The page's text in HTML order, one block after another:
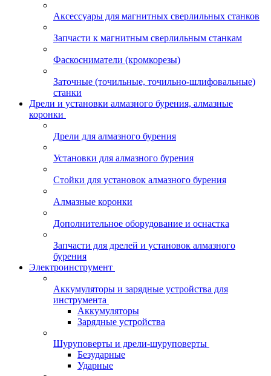
Аксессуары для магнитных сверлильных станков
Запчасти к магнитным сверлильным станкам
Фаскосниматели (кромкорезы)
Заточные (точильные, точильно-шлифовальные)
станки
Дрели и установки алмазного бурения, алмазные
коронки
Дрели для алмазного бурения
Установки для алмазного бурения
Стойки для установок алмазного бурения
Алмазные коронки
Дополнительное оборудование и оснастка
Запчасти для дрелей и установок алмазного
бурения
Электроинструмент
Аккумуляторы и зарядные устройства для
инструмента
Аккумуляторы
Зарядные устройства
Шуруповерты и дрели-шуруповерты
Безударные
Ударные